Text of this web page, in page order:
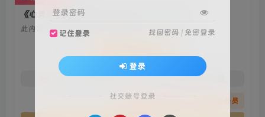
《心灵杀手重制版(Alan Wake Remastered)》
此内容为付费资源，请付费后查看
火种黄金会员 免费 火种黑钻会员
您暂无购买权限，请先开通会员
登录密码
记住登录 找回密码 | 免密登录
登录
社交账号登录